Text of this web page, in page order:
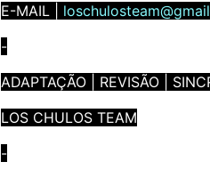
E-MAIL |
-
ADAPTAÇÃO | REVISÃO |
LOS CHULOS TEAM
-